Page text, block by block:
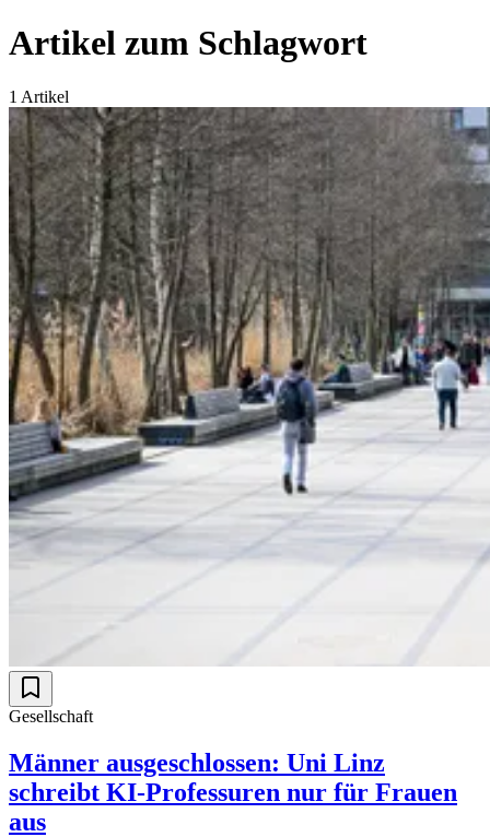
Artikel zum Schlagwort
1 Artikel
Gesellschaft
Männer ausgeschlossen: Uni Linz
schreibt KI-Professuren nur für Frauen
aus